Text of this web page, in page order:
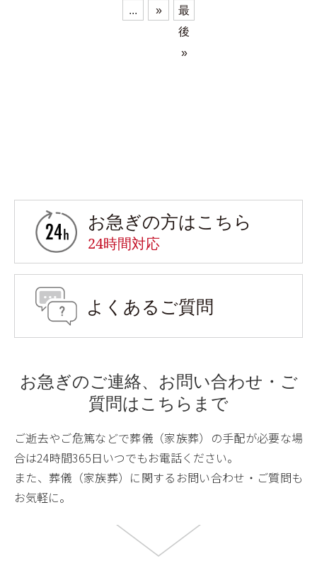
... »
最
後
»
お急ぎの方はこちら
24時間対応
よくあるご質問
お急ぎのご連絡、 お問い合わせ・ご
質問はこちらまで
ご逝去やご危篤などで葬儀（家族葬）の手配が必要な場
合は24時間365日いつでもお電話ください。
また、葬儀（家族葬）に関するお問い合わせ・ご質問も
お気軽に。